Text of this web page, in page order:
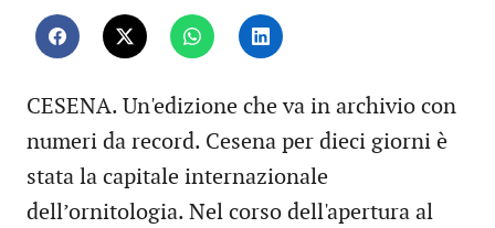
CESENA. Un'edizione che va in archivio con
numeri da record. Cesena per dieci giorni è
stata la capitale internazionale
dell’ornitologia. Nel corso dell'apertura al